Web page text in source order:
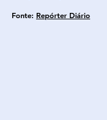
Fonte: Repórter Diário